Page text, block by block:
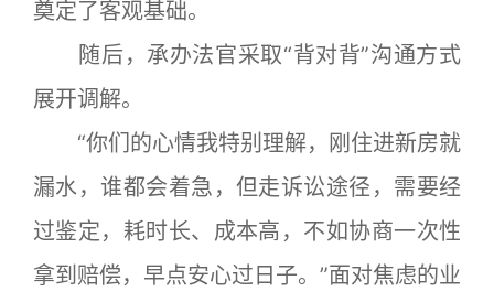
奠定了客观基础。
随后，承办法官采取“背对背”沟通方式
展开调解。
“你们的心情我特别理解，刚住进新房就
漏水，谁都会着急，但走诉讼途径，需要经
过鉴定，耗时长、成本高，不如协商一次性
拿到赔偿，早点安心过日子。”面对焦虑的业